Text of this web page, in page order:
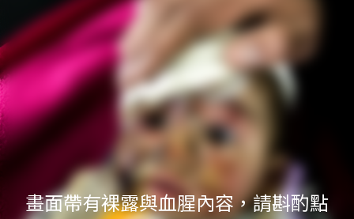
畫面帶有裸露與血腥內容，請斟酌點